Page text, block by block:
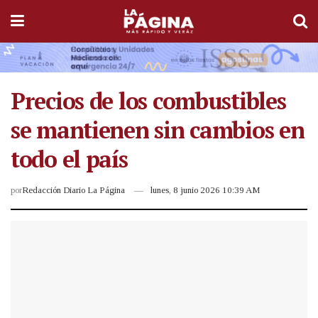
Precios de los combustibles
se mantienen sin cambios en
todo el país
porRedacción Diario La Página lunes, 8 junio 2026 10:39 AM